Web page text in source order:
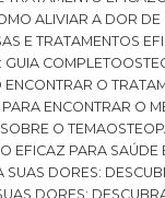
ALIVIAR A DOR
E TRATAMENTOS
GUIA COMPLETO
ENCONTRAR O
PARA ENCONTRAR O
O TEMA
EFICAZ PARA SAÚDE
SUAS DORES:
DORES: